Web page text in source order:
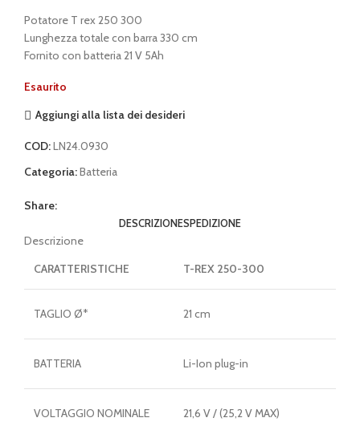
Potatore T rex 250 300
Lunghezza totale con barra 330 cm
Fornito con batteria 21 V 5Ah
Esaurito
Aggiungi alla lista dei desideri
COD:LN24.0930
Categoria:Batteria
Share:
DESCRIZIONESPEDIZIONE
Descrizione
CARATTERISTICHE
T-REX 250-300
TAGLIO Ø* 21 cm
BATTERIA Li-Ion plug-in
VOLTAGGIO NOMINALE 21,6 V / (25,2 V MAX)